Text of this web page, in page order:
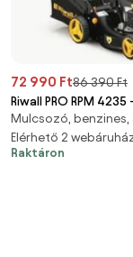
72 990 Ft86 390 Ft
Riwall PRO RPM
Benzinmotoros
Fűnyíró 3 az 1-ben
(PM12B2001003B)
Mulcsozó,
Elérhető 2
Raktáron